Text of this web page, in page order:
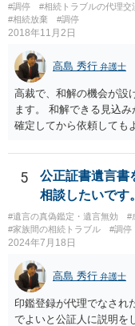
産分割に関係ない(と思わ
す(あくまで遺産分割に
#調停 #相続トラブルの代理交
#相続放棄
#調停
2018年11月2日
高島 秀行 弁護士
高裁で、和解の機会が設
ます。 和解できる見込
確定してから依頼しても
5
公正証書遺言書
相談したいです。
#遺言の真偽鑑定・遺言無効 #
#家族間の相続トラブル
#調停
2024年7月18日
高島 秀行 弁護士
印鑑登録が代理でなされ
でよいと公証人に説明を